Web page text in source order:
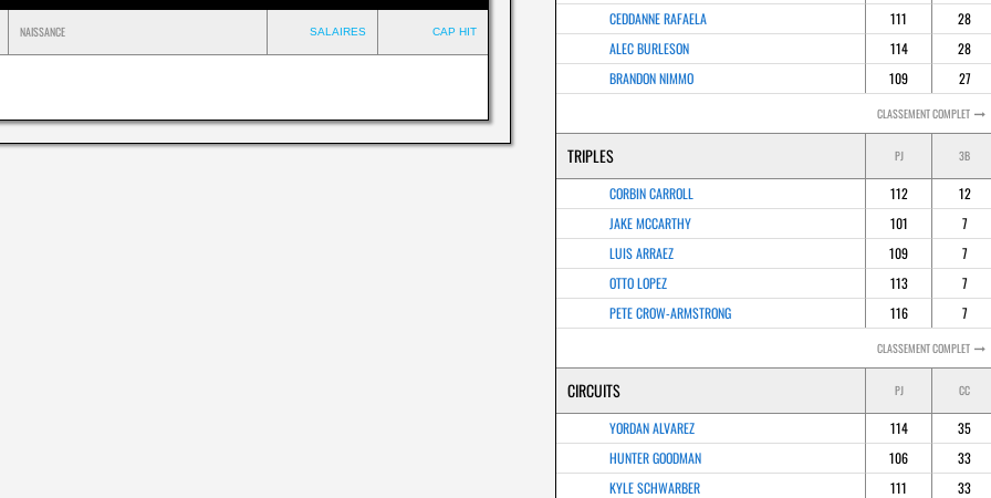
NAISSANCE SALAIRES CAP HIT
CEDDANNE RAFAELA
111
28
ALEC BURLESON
114
28
BRANDON NIMMO
109 27
CLASSEMENT COMPLET
TRIPLES PJ 3B
CORBIN CARROLL 112
12
JAKE MCCARTHY
101
7
LUIS ARRAEZ
109
7
OTTO LOPEZ
113
7
PETE CROW-ARMSTRONG
116 7
CLASSEMENT COMPLET
CIRCUITS PJ CC
YORDAN ALVAREZ 114
35
HUNTER GOODMAN
106
33
KYLE SCHWARBER
111
33